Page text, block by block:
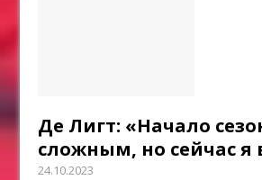
Де Лигт: «Начало
сложным, но сейчас я
24.10.2023